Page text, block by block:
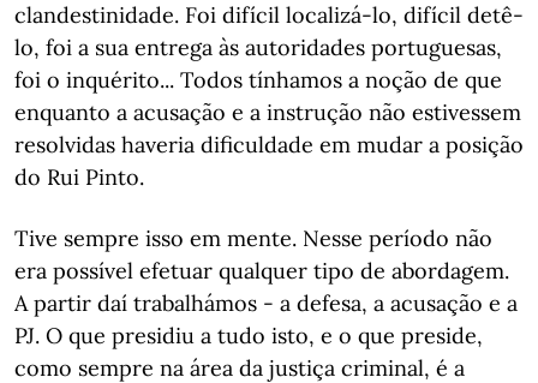
clandestinidade. Foi difícil localizá-lo, difícil detê-
lo, foi a sua entrega às autoridades portuguesas,
foi o inquérito... Todos tínhamos a noção de que
enquanto a acusação e a instrução não estivessem
resolvidas haveria dificuldade em mudar a posição
do Rui Pinto.
Tive sempre isso em mente. Nesse período não
era possível efetuar qualquer tipo de abordagem.
A partir daí trabalhámos - a defesa, a acusação e a
PJ. O que presidiu a tudo isto, e o que preside,
como sempre na área da justiça criminal, é a